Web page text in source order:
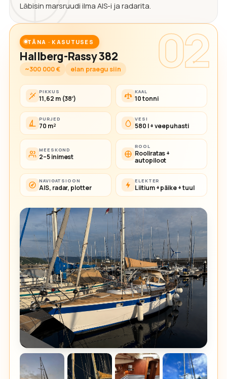
Läbisin marsruudi ilma AIS-i ja radarita.
02
TÄNA · KASUTUSES
Hallberg-Rassy 382
~300 000 € elan praegu siin
PIKKUS
11,62 m (38′)
KAAL
10 tonni
PURJED
70 m²
VESI
580 l + veepuhasti
MEESKOND
2–5 inimest
ROOL
Rooliratas +
autopiloot
NAVIGATSIOON
AIS, radar, plotter
ELEKTER
Liitium + päike + tuul